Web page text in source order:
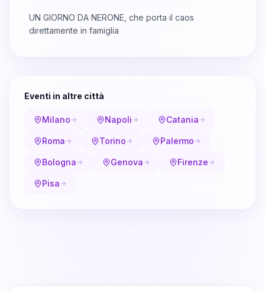
UN GIORNO DA NERONE, che porta il caos
direttamente in famiglia
Eventi in altre città
Milano Napoli Catania
Roma Torino Palermo
Bologna Genova Firenze
Pisa